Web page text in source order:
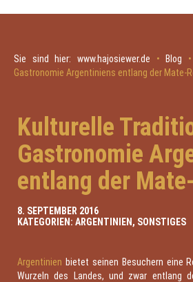
Sie sind hier: www.hajosiewer.de • Blog •
Gastronomie Argentiniens entlang der Mate-
Kulturelle
Gastronomie
entlang der
8. SEPTEMBER 2016
KATEGORIEN: ARGENTINIEN , SONSTIGES
Argentinien bietet seinen Besuchern eine
Wurzeln des Landes, und zwar entlang